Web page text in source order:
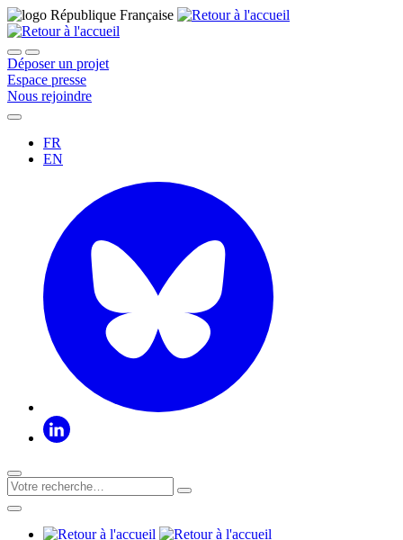
Déposer un projet
Espace presse
Nous rejoindre
FR
EN